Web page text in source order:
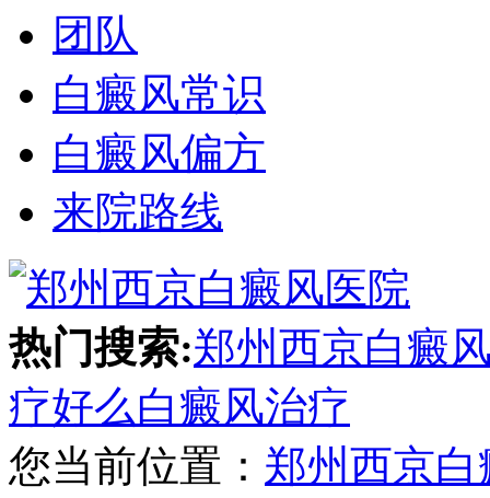
团队
白癜风常识
白癜风偏方
来院路线
热门搜索:郑州西京白癜
疗好么白癜风治疗
您当前位置： 郑州西京